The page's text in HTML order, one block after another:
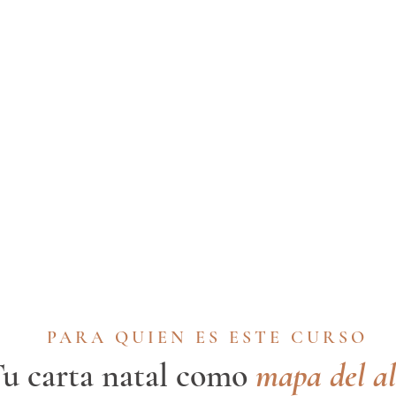
PARA QUIEN ES ESTE CURSO
carta natal como mapa del